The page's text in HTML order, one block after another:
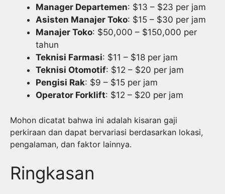
Manager Departemen: $13 – $23 per jam
Asisten Manajer Toko: $15 – $30 per jam
Manajer Toko: $50,000 – $150,000 per
tahun
Teknisi Farmasi: $11 – $18 per jam
Teknisi Otomotif: $12 – $20 per jam
Pengisi Rak: $9 – $15 per jam
Operator Forklift: $12 – $20 per jam
Mohon dicatat bahwa ini adalah kisaran gaji
perkiraan dan dapat bervariasi berdasarkan lokasi,
pengalaman, dan faktor lainnya.
Ringkasan